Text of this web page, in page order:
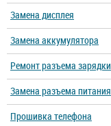
Замена дисплея
Замена аккумулятора
Ремонт разъема зарядки
Замена разъема питания
Прошивка телефона